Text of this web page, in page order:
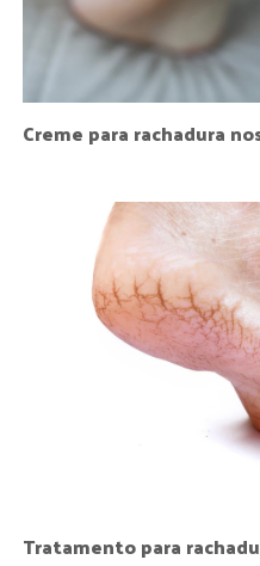
Creme para rachadura
Tratamento para